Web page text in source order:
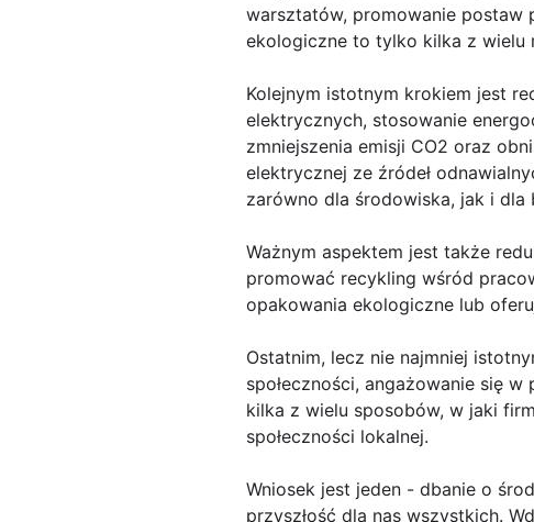
warsztatów, promowanie postaw
ekologiczne to tylko kilka z wielu
Kolejnym istotnym krokiem jest
elektrycznych, stosowanie
zmniejszenia emisji CO2 oraz
elektrycznej ze źródeł
zarówno dla środowiska, jak i dla
Ważnym aspektem jest także
promować recykling wśród
opakowania ekologiczne lub
Ostatnim, lecz nie najmniej
społeczności, angażowanie się
kilka z wielu sposobów, w jaki
społeczności lokalnej.
Wniosek jest jeden - dbanie o
przyszłość dla nas wszystkich.